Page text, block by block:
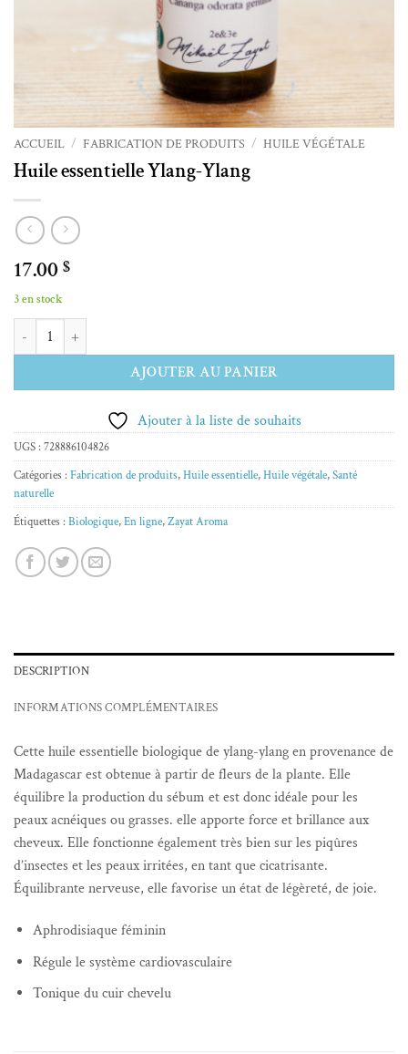
ACCUEIL / FABRICATION DE PRODUITS / HUILE VÉGÉTALE
Huile essentielle Ylang-Ylang
17.00 $
3 en stock
quantité de Huile essentielle Ylang-Ylang
AJOUTER AU PANIER
Alternative:
Ajouter à la liste de souhaits
UGS : 728886104826
Catégories : Fabrication de produits,Huile essentielle,Huile végétale,Santé
naturelle
Étiquettes : Biologique,En ligne,Zayat Aroma
DESCRIPTION
INFORMATIONS COMPLÉMENTAIRES
Cette huile essentielle biologique de ylang-ylang en provenance de
Madagascar est obtenue à partir de fleurs de la plante. Elle
équilibre la production du sébum et est donc idéale pour les
peaux acnéiques ou grasses. elle apporte force et brillance aux
cheveux. Elle fonctionne également très bien sur les piqûres
d’insectes et les peaux irritées, en tant que cicatrisante.
Équilibrante nerveuse, elle favorise un état de légèreté, de joie.
Aphrodisiaque féminin
Régule le système cardiovasculaire
Tonique du cuir chevelu